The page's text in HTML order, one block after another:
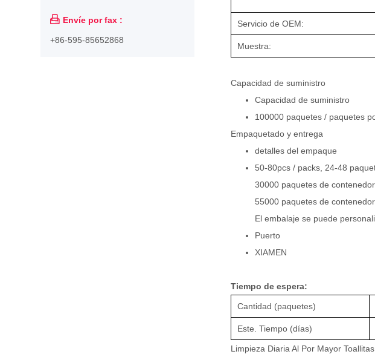
Servicio de OEM:
Muestra:
Capacidad de suministro
Capacidad de suministro
100000 paquetes / paquetes
Empaquetado y entrega
detalles del empaque
50-80pcs / packs, 24-48
30000 paquetes de
55000 paquetes de
El embalaje se puede
Puerto
XIAMEN
Tiempo de espera:
Cantidad (paquetes)
Este. Tiempo (días)
Limpieza Diaria Al Por Mayor
 Envíe por fax :
+86-595-85652868